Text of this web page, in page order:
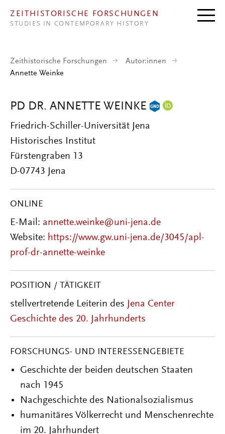
ZEITHISTORISCHE FORSCHUNGEN
STUDIES IN CONTEMPORARY HISTORY
Zeithistorische Forschungen
Autor:innen
Annette Weinke
PD DR. ANNETTE WEINKE
Friedrich-Schiller-Universität Jena
Historisches Institut
Fürstengraben 13
D-07743 Jena
ONLINE
E-Mail: annette.weinke@uni-jena.de
Website: https://www.gw.uni-jena.de/3045/apl-
prof-dr-annette-weinke
POSITION / TÄTIGKEIT
stellvertretende Leiterin des Jena Center
Geschichte des 20. Jahrhunderts
FORSCHUNGS- UND INTERESSENGEBIETE
Geschichte der beiden deutschen Staaten
nach 1945
Nachgeschichte des Nationalsozialismus
humanitäres Völkerrecht und Menschenrechte
im 20. Jahrhundert